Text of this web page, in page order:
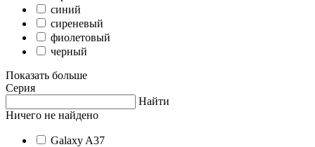
синий
сиреневый
фиолетовый
черный
Показать больше
Серия
Найти
Ничего не найдено
Galaxy A37